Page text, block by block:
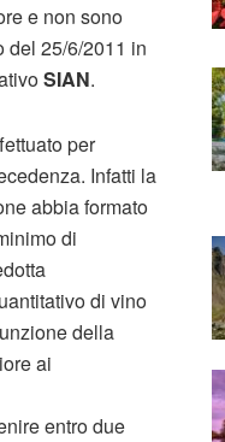
e non sono
del 25/6/2011 in
SIAN.
per
Infatti la
abbia formato
di
di vino
della
ai
entro due